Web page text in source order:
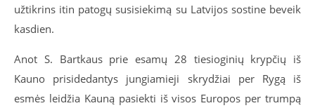
užtikrins itin patogų susisiekimą su Latvijos sostine beveik
kasdien.
Anot S. Bartkaus prie esamų 28 tiesioginių krypčių iš
Kauno prisidedantys jungiamieji skrydžiai per Rygą iš
esmės leidžia Kauną pasiekti iš visos Europos per trumpą